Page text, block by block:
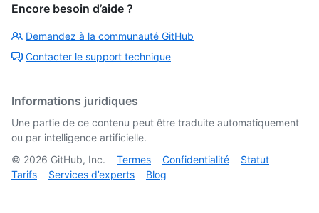
Encore besoin d’aide ?
Demandez à la communauté GitHub
Contacter le support technique
Informations juridiques
Une partie de ce contenu peut être traduite automatiquement
ou par intelligence artificielle.
© 2026 GitHub, Inc. Termes Confidentialité
Statut
Tarifs
Services d’experts Blog